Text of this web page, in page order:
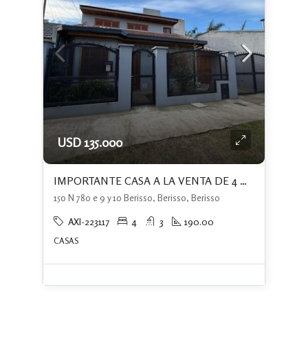
USD 135.000
IMPORTANTE CASA A LA VENTA DE 4 DORMITORIOS+PATIO CON PISCINA+ QUINCHO
150 N 780 e 9 y 10 Berisso, Berisso, Berisso
AXI-223117 4 3 190.00
CASAS